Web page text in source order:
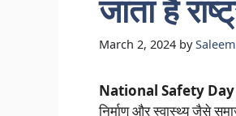
जाता है
March 2, 2024 by
National Safety
निर्माण और स्वास्थ्य जैसे